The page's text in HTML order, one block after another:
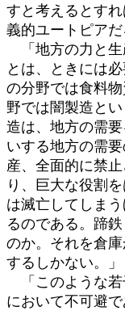
すと考えるとす
義的ユートピアだ
「地方の力と生
とは、ときには
の分野では食料
野では闇製造と
造は、地方の需
いする地方の需
産、全面的に禁
り、巨大な役割
は滅亡してしま
るのである。蹄
のか。それを倉
するしかない。」
「このような若
において不可避